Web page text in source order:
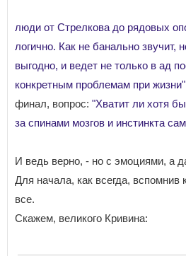
люди от Стрелкова до рядовых
логично. Как не банально звучит,
выгодно, и ведет не только в ад
конкретным проблемам при жизни"
финал, вопрос: "Хватит ли хотя
за спинами мозгов и инстинкта
И ведь верно, - но с эмоциями, а
Для начала, как всегда, вспомнив
все.
Скажем, великого Кривина: